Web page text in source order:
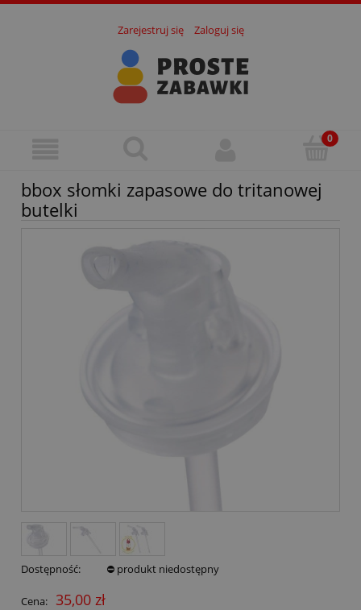
Zarejestruj się Zaloguj się
bbox słomki zapasowe do tritanowej
butelki
Dostępność: ⛔ produkt niedostępny
Cena: 35,00 zł